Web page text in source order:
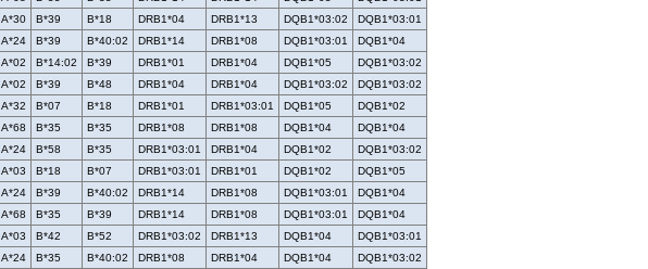
A*30 B*39 B*18 DRB1*04 DRB1*13 DQB1*03:02
DQB1*03:01
A*24 B*39 B*40:02 DRB1*14 DRB1*08 DQB1*03:01
DQB1*04
A*02 B*14:02 B*39 DRB1*01 DRB1*04 DQB1*05
DQB1*03:02
A*02 B*39 B*48 DRB1*04 DRB1*04 DQB1*03:02
DQB1*03:02
A*32 B*07 B*18 DRB1*01 DRB1*03:01 DQB1*05
DQB1*02
A*68 B*35 B*35 DRB1*08 DRB1*08 DQB1*04
DQB1*04
A*24 B*58 B*35 DRB1*03:01 DRB1*04 DQB1*02
DQB1*03:02
A*03 B*18 B*07 DRB1*03:01 DRB1*01 DQB1*02
DQB1*05
A*24 B*39 B*40:02 DRB1*14 DRB1*08 DQB1*03:01
DQB1*04
A*68 B*35 B*39 DRB1*14 DRB1*08 DQB1*03:01
DQB1*04
A*03 B*42 B*52 DRB1*03:02 DRB1*13 DQB1*04
DQB1*03:01
A*24 B*35 B*40:02 DRB1*08 DRB1*04 DQB1*04 DQB1*03:02